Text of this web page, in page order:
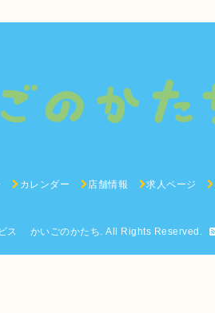
カレンダー 店舗情報 求人ページ
ス かいごのかたち. All Rights Reserved.